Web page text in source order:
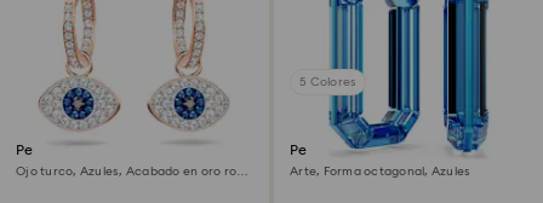
Pendientes de aro Symbolica
Ojo turco, Azules, Acabado en oro rosa
5 Colores
Pendientes de aro Lucent
Arte, Forma octagonal, Azules